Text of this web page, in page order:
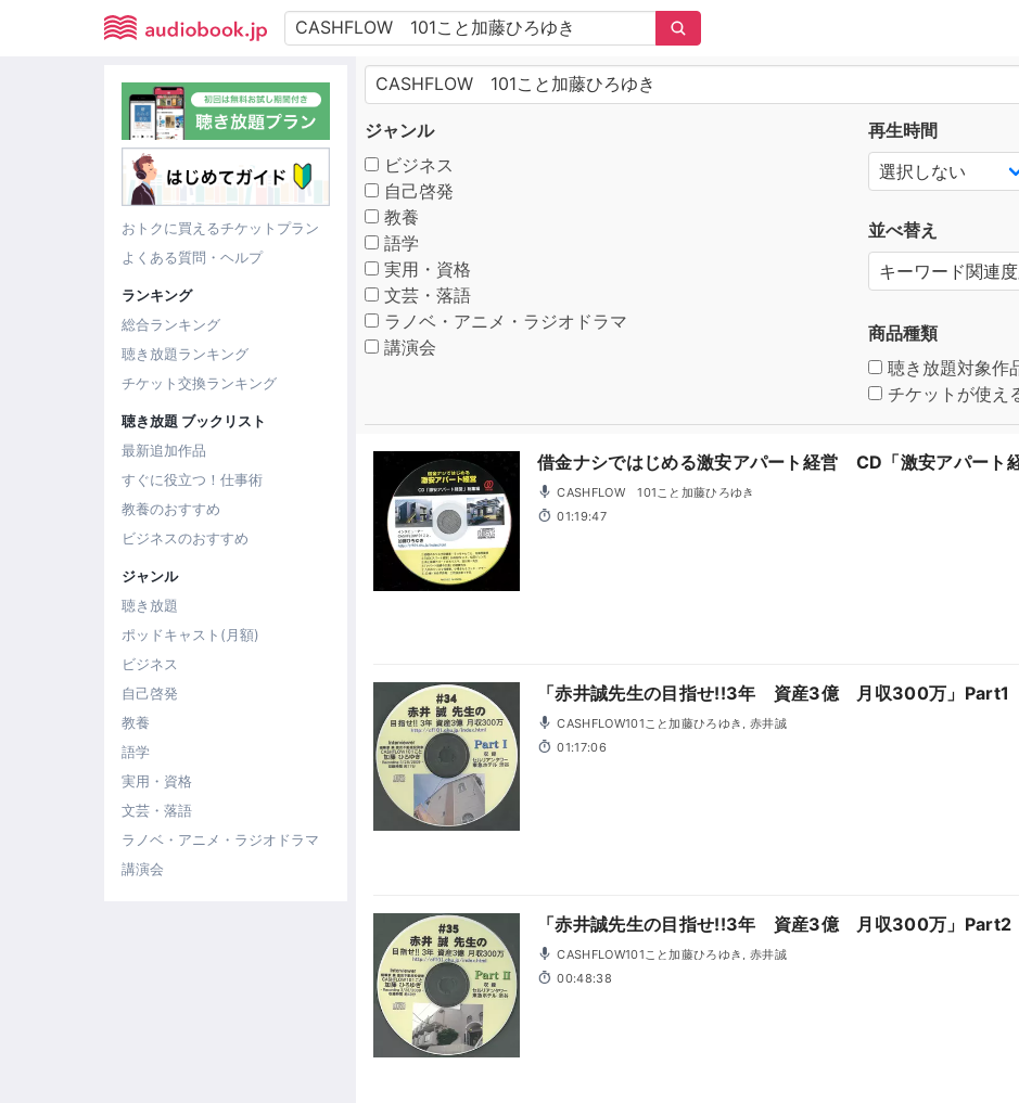
おトクに買えるチケットプラン
よくある質問・ヘルプ
ランキング
総合ランキング
聴き放題ランキング
チケット交換ランキング
聴き放題 ブックリスト
最新追加作品
すぐに役立つ！仕事術
教養のおすすめ
ビジネスのおすすめ
ジャンル
聴き放題
ポッドキャスト(月額)
ビジネス
自己啓発
教養
語学
実用・資格
文芸・落語
ラノベ・アニメ・ラジオドラマ
講演会
ジャンル
ビジネス
自己啓発
教養
語学
実用・資格
文芸・落語
ラノベ・アニメ・ラジオドラマ
講演会
再生時間
並べ替え
商品種類
聴き放題対象作
チケットが使え
借金ナシではじめる激安アパート経営 CD「激安アパート
CASHFLOW 101こと加藤ひろゆき
01:19:47
「赤井誠先生の目指せ!!3年 資産3億 月収300万」Part1
CASHFLOW101こと加藤ひろゆき, 赤井誠
01:17:06
「赤井誠先生の目指せ!!3年 資産3億 月収300万」Part2
CASHFLOW101こと加藤ひろゆき, 赤井誠
00:48:38